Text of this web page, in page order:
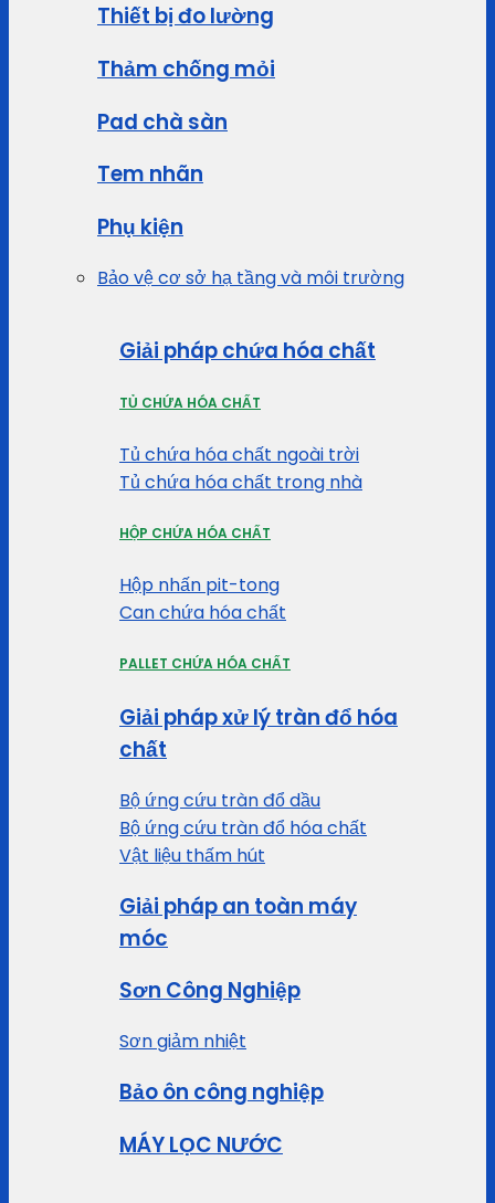
Thiết bị đo lường
Thảm chống mỏi
Pad chà sàn
Tem nhãn
Phụ kiện
Bảo vệ cơ sở hạ tầng và môi trường
Giải pháp chứa hóa chất
TỦ CHỨA HÓA CHẤT
Tủ chứa hóa chất ngoài trời
Tủ chứa hóa chất trong nhà
HỘP CHỨA HÓA CHẤT
Hộp nhấn pit-tong
Can chứa hóa chất
PALLET CHỨA HÓA CHẤT
Giải pháp xử lý tràn đổ hóa
chất
Bộ ứng cứu tràn đổ dầu
Bộ ứng cứu tràn đổ hóa chất
Vật liệu thấm hút
Giải pháp an toàn máy
móc
Sơn Công Nghiệp
Sơn giảm nhiệt
Bảo ôn công nghiệp
MÁY LỌC NƯỚC